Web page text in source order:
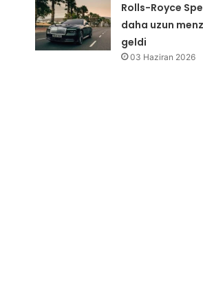
Rolls-Royce
daha uzun
geldi
03 Haziran 2026